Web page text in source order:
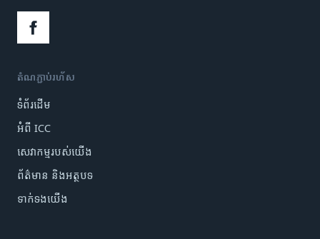
តំណភ្ជាប់រហ័ស
ទំព័រដើម
អំពី ICC
សេវាកម្មរបស់យើង
ព័ត៌មាន និងអត្ថបទ
ទាក់ទងយើង